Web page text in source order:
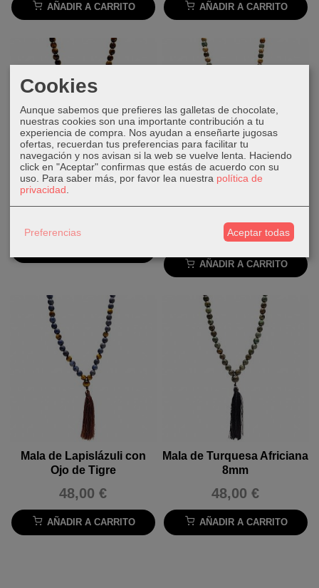
AÑADIR A CARRITO AÑADIR A CARRITO
Mala de Ojo de Tigre 8mm
38,00 €
AÑADIR A CARRITO
Mala de Lapislázuli con
Ojo de Tigre
48,00 €
AÑADIR A CARRITO
Mala de Turquesa Africiana
8mm
48,00 €
AÑADIR A CARRITO
Cookies
Aunque sabemos que prefieres las galletas de chocolate,
nuestras cookies son una importante contribución a tu
experiencia de compra. Nos ayudan a enseñarte jugosas
ofertas, recuerdan tus preferencias para facilitar tu
navegación y nos avisan si la web se vuelve lenta. Haciendo
click en "Aceptar" confirmas que estás de acuerdo con su
uso. Para saber más, por favor lea nuestra política de
privacidad
Preferencias Aceptar todas